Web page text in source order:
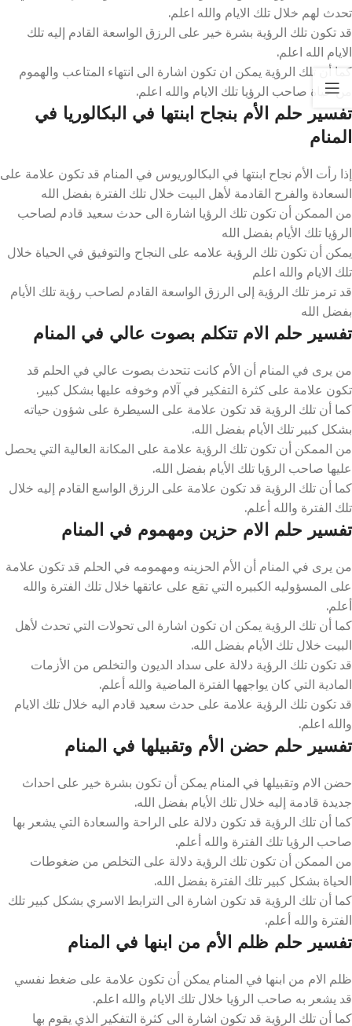
تحدث لهم خلال تلك الايام والله اعلم.
قد تكون تلك الرؤية بشرة خير على الرزق الواسعة القادم إليه تلك
الايام الله اعلم.
كما أن تلك الرؤية يمكن ان تكون اشارة الى انتهاء المتاعب والهموم
من حياة صاحب الرؤيا تلك الايام والله اعلم.
تفسير حلم الأم بنجاح ابنتها في البكالوريا في
المنام
إذا رأت الأم نجاح ابنتها في البكالوريوس في المنام قد تكون علامة على
السعادة والفرح القادمة لأهل البيت خلال تلك الفترة بفضل الله
من الممكن أن تكون تلك الرؤيا اشارة الى حدث سعيد قادم لصاحب
الرؤيا تلك الأيام بفضل الله
يمكن أن تكون تلك الرؤية علامه على النجاح والتوفيق في الحياة خلال
تلك الايام والله اعلم
قد ترمز تلك الرؤية إلى الرزق الواسعة القادم لصاحب رؤية تلك الأيام
بفضل الله
تفسير حلم الام تتكلم بصوت عالي في المنام
من يرى في المنام أن الأم كانت تتحدث بصوت عالي في الحلم قد
تكون علامة على كثرة التفكير في آلام وخوفه عليها بشكل كبير.
كما أن تلك الرؤية قد تكون علامة على السيطرة على شؤون حياته
بشكل كبير تلك الأيام بفضل الله.
من الممكن أن تكون تلك الرؤية علامة على المكانة العالية التي يحصل
عليها صاحب الرؤيا تلك الأيام بفضل الله.
كما أن تلك الرؤية قد تكون علامة على الرزق الواسع القادم إليه خلال
تلك الفترة والله أعلم.
تفسير حلم الام حزين ومهموم في المنام
من يرى في المنام أن الأم الحزينه ومهمومه في الحلم قد تكون علامة
على المسؤوليه الكبيره التي تقع على عاتقها خلال تلك الفترة والله
أعلم.
كما أن تلك الرؤية يمكن ان تكون اشارة الى تحولات التي تحدث لأهل
البيت خلال تلك الأيام بفضل الله.
قد تكون تلك الرؤية دلالة على سداد الديون والتخلص من الأزمات
المادية التي كان يواجهها الفترة الماضية والله أعلم.
قد تكون تلك الرؤية علامة على حدث سعيد قادم اليه خلال تلك الايام
والله اعلم.
تفسير حلم حضن الأم وتقبيلها في المنام
حضن الام وتقبيلها في المنام يمكن أن تكون بشرة خير على احداث
جديدة قادمة إليه خلال تلك الأيام بفضل الله.
كما أن تلك الرؤية قد تكون دلالة على الراحة والسعادة التي يشعر بها
صاحب الرؤيا تلك الفترة والله أعلم.
من الممكن أن تكون تلك الرؤية دلالة على التخلص من ضغوطات
الحياة بشكل كبير تلك الفترة بفضل الله.
كما أن تلك الرؤية قد تكون اشارة الى الترابط الاسري بشكل كبير تلك
الفترة والله أعلم.
تفسير حلم ظلم الأم من ابنها في المنام
ظلم الام من ابنها في المنام يمكن أن تكون علامة على ضغط نفسي
قد يشعر به صاحب الرؤيا خلال تلك الايام والله اعلم.
كما أن تلك الرؤية قد تكون اشارة الى كثرة التفكير الذي يقوم بها